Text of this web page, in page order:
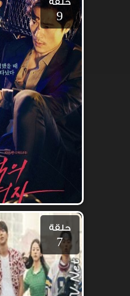
9
حلقة
7